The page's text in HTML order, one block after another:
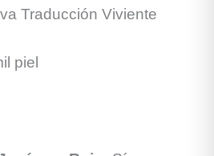
Traducción Viviente
piel